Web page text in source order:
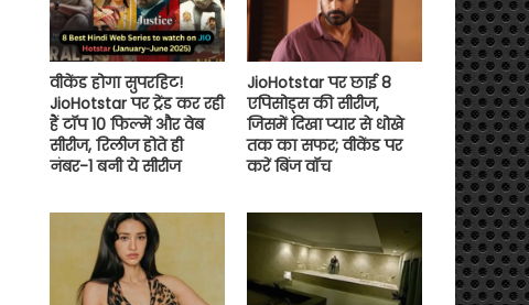
वीकेंड होगा सुपरहिट!
JioHotstar पर ट्रेंड कर रही
हैं टॉप 10 फिल्में और वेब
सीरीज, रिलीज होते ही
नंबर-1 बनी ये सीरीज
JioHotstar पर छाई 8
एपिसोड्स की सीरीज,
जिसमें दिखा प्यार से धोखे
तक का सफर; वीकेंड पर
करें बिंज वॉच